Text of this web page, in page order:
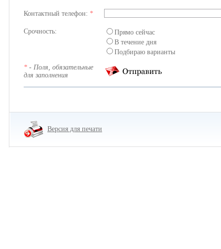
Контактный телефон: *
Срочность:
Прямо сейчас
В течение дня
Подбираю варианты
* - Поля, обязательные
для заполнения
Версия для печати